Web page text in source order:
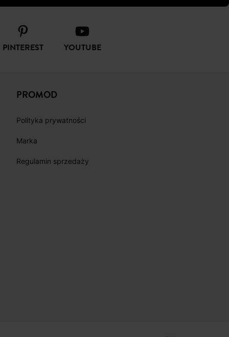
PINTEREST YOUTUBE
PROMOD
Polityka prywatności
Marka
Regulamin sprzedaży